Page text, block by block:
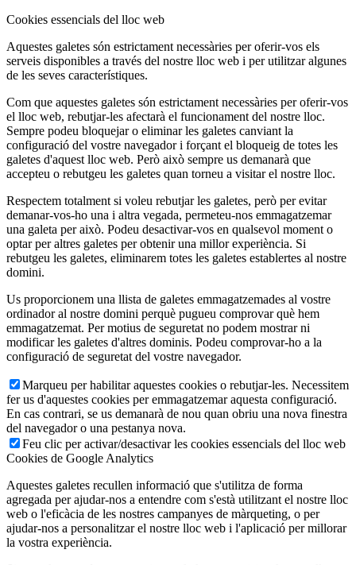
Cookies essencials del lloc web
Aquestes galetes són estrictament necessàries per oferir-vos els
serveis disponibles a través del nostre lloc web i per utilitzar algunes
de les seves característiques.
Com que aquestes galetes són estrictament necessàries per oferir-vos
el lloc web, rebutjar-les afectarà el funcionament del nostre lloc.
Sempre podeu bloquejar o eliminar les galetes canviant la
configuració del vostre navegador i forçant el bloqueig de totes les
galetes d'aquest lloc web. Però això sempre us demanarà que
accepteu o rebutgeu les galetes quan torneu a visitar el nostre lloc.
Respectem totalment si voleu rebutjar les galetes, però per evitar
demanar-vos-ho una i altra vegada, permeteu-nos emmagatzemar
una galeta per això. Podeu desactivar-vos en qualsevol moment o
optar per altres galetes per obtenir una millor experiència. Si
rebutgeu les galetes, eliminarem totes les galetes establertes al nostre
domini.
Us proporcionem una llista de galetes emmagatzemades al vostre
ordinador al nostre domini perquè pugueu comprovar què hem
emmagatzemat. Per motius de seguretat no podem mostrar ni
modificar les galetes d'altres dominis. Podeu comprovar-ho a la
configuració de seguretat del vostre navegador.
Marqueu per habilitar aquestes cookies o rebutjar-les. Necessitem
fer us d'aquestes cookies per emmagatzemar aquesta configuració.
En cas contrari, se us demanarà de nou quan obriu una nova finestra
del navegador o una pestanya nova.
Feu clic per activar/desactivar les cookies essencials del lloc web
Cookies de Google Analytics
Aquestes galetes recullen informació que s'utilitza de forma
agregada per ajudar-nos a entendre com s'està utilitzant el nostre lloc
web o l'eficàcia de les nostres campanyes de màrqueting, o per
ajudar-nos a personalitzar el nostre lloc web i l'aplicació per millorar
la vostra experiència.